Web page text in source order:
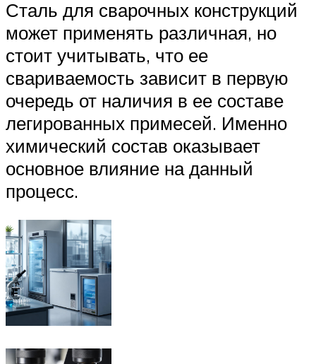
Сталь для сварочных конструкций
может применять различная, но
стоит учитывать, что ее
свариваемость зависит в первую
очередь от наличия в ее составе
легированных примесей. Именно
химический состав оказывает
основное влияние на данный
процесс.